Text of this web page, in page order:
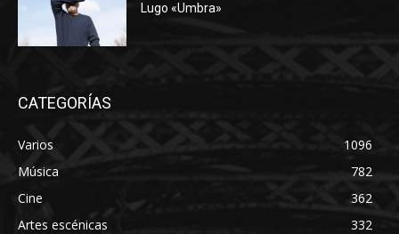
Lugo «Umbra»
CATEGORÍAS
Varios
1096
Música
782
Cine
362
Artes escénicas
332